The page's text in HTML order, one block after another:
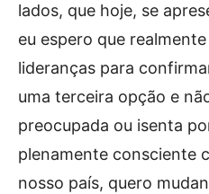
lados, que hoje, se
eu espero que
lideranças para
uma terceira opção e
preocupada ou isenta
plenamente consciente
nosso país, quero